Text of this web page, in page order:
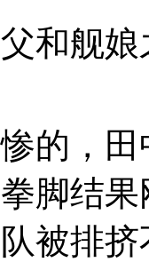
和舰
的，
脚结
被排